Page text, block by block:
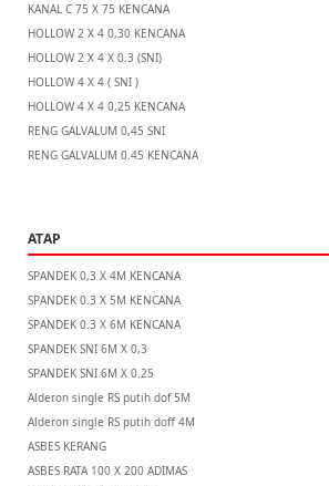
KANAL C 75 X 75 KENCANA
HOLLOW 2 X 4 0,30 KENCANA
HOLLOW 2 X 4 X 0.3 (SNI)
HOLLOW 4 X 4 ( SNI )
HOLLOW 4 X 4 0,25 KENCANA
RENG GALVALUM 0,45 SNI
RENG GALVALUM 0.45 KENCANA
ATAP
SPANDEK 0,3 X 4M KENCANA
SPANDEK 0.3 X 5M KENCANA
SPANDEK 0.3 X 6M KENCANA
SPANDEK SNI 6M X 0,3
SPANDEK SNI 6M X 0.25
Alderon single RS putih dof 5M
Alderon single RS putih doff 4M
ASBES KERANG
ASBES RATA 100 X 200 ADIMAS